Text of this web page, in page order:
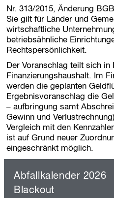
Nr. 313/2015, Änderung
Sie gilt für Länder und
wirtschaftliche
betriebsähnliche
Rechtspersönlichkeit.
Der Voranschlag teilt sich in
Finanzierungshaushalt. Im
werden die geplanten
Ergebnisvoranschlag die
– aufbringung samt
Gewinn und
Vergleich mit den
ist auf Grund neuer
eingeschränkt möglich.
Abfallkalender 2026
Blackout